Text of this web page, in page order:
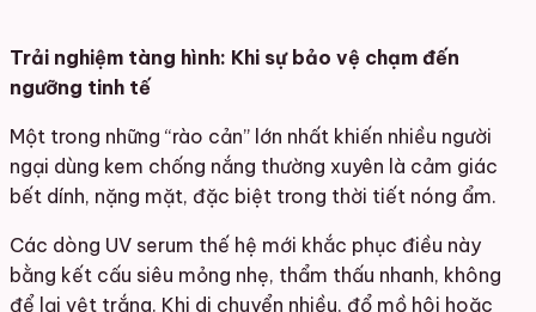
Trải nghiệm tàng hình: Khi sự bảo vệ chạm đến
ngưỡng tinh tế
Một trong những “rào cản” lớn nhất khiến nhiều người
ngại dùng kem chống nắng thường xuyên là cảm giác
bết dính, nặng mặt, đặc biệt trong thời tiết nóng ẩm.
Các dòng UV serum thế hệ mới khắc phục điều này
bằng kết cấu siêu mỏng nhẹ, thẩm thấu nhanh, không
để lại vệt trắng. Khi di chuyển nhiều, đổ mồ hôi hoặc